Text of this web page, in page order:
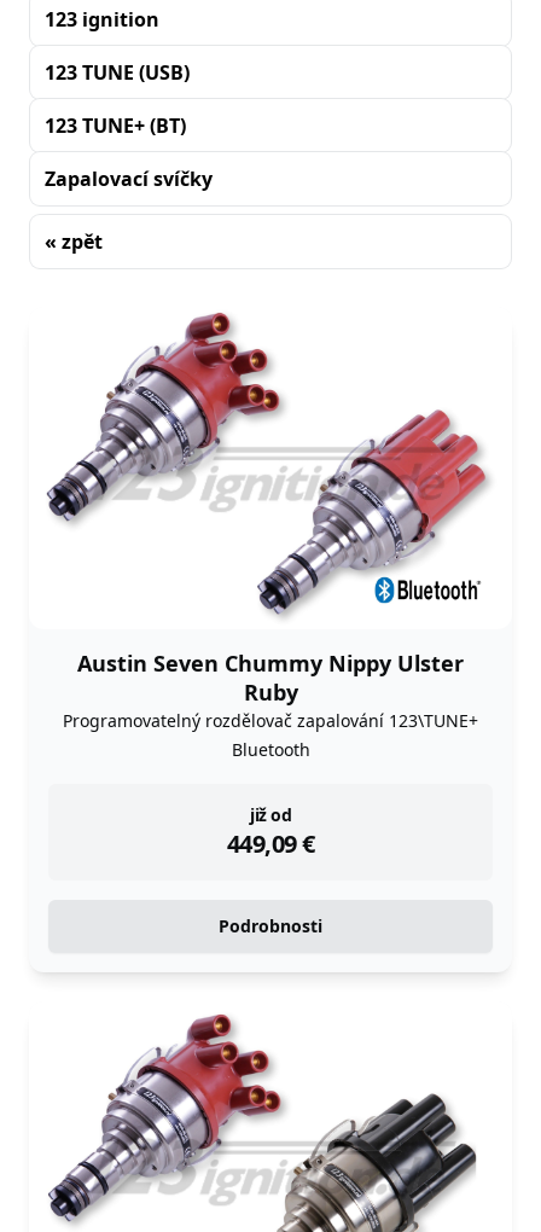
123 ignition
123 TUNE (USB)
123 TUNE+ (BT)
Zapalovací svíčky
« zpět
Austin Seven Chummy Nippy Ulster
Ruby
Programovatelný rozdělovač zapalování 123\TUNE+
Bluetooth
již od
449,09€
instock
Podrobnosti